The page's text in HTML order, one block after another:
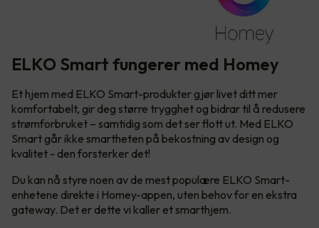
ELKO Smart fungerer med Homey
Et hjem med ELKO Smart-produkter gjør livet ditt mer
komfortabelt, gir deg større trygghet og bidrar til å redusere
strømforbruket – samtidig som det ser flott ut. Med ELKO
Smart går ikke smartheten på bekostning av design og
kvalitet - den forsterker det!
Du kan nå styre noen av de mest populære ELKO Smart-
enhetene direkte i Homey-appen, uten behov for en ekstra
gateway. Det er dette vi kaller et smarthjem.